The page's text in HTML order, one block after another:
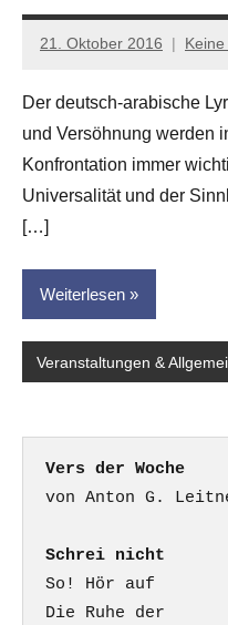
Kritik
21. Oktober 2016
Anton
Leitner
Der deutsch-arabische
und Versöhnung werden
Konfrontation immer
Universalität und der
[…]
Weiterlesen
Veranstaltungen &
Vers der Woche
Schrei nicht
So! Hör auf
Die Ruhe der